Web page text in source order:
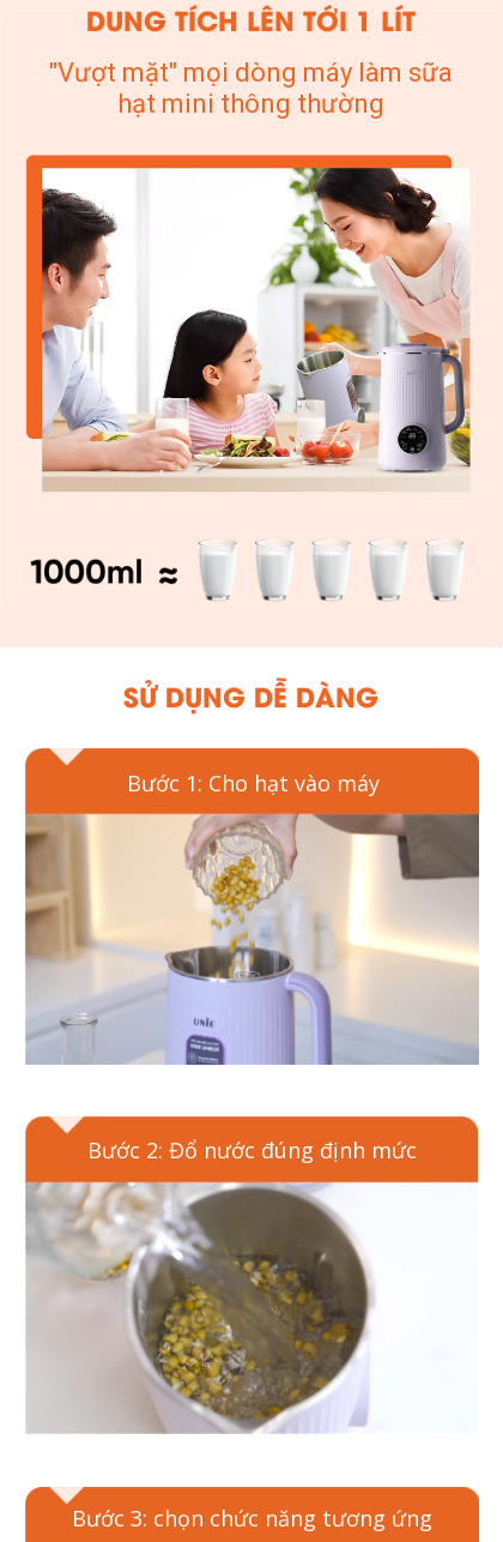
DUNG TÍCH LÊN TỚI 1 LÍT
"Vượt mặt" mọi dòng máy làm sữa
hạt mini thông thường
SỬ DỤNG DỄ DÀNG
Bước 1: Cho hạt vào máy
Bước 2: Đổ nước đúng định mức
Bước 3: chọn chức năng tương ứng